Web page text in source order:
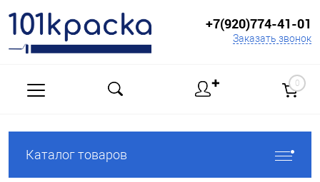
+7(920)774-41-01
Заказать звонок
✚ 0
Каталог товаров